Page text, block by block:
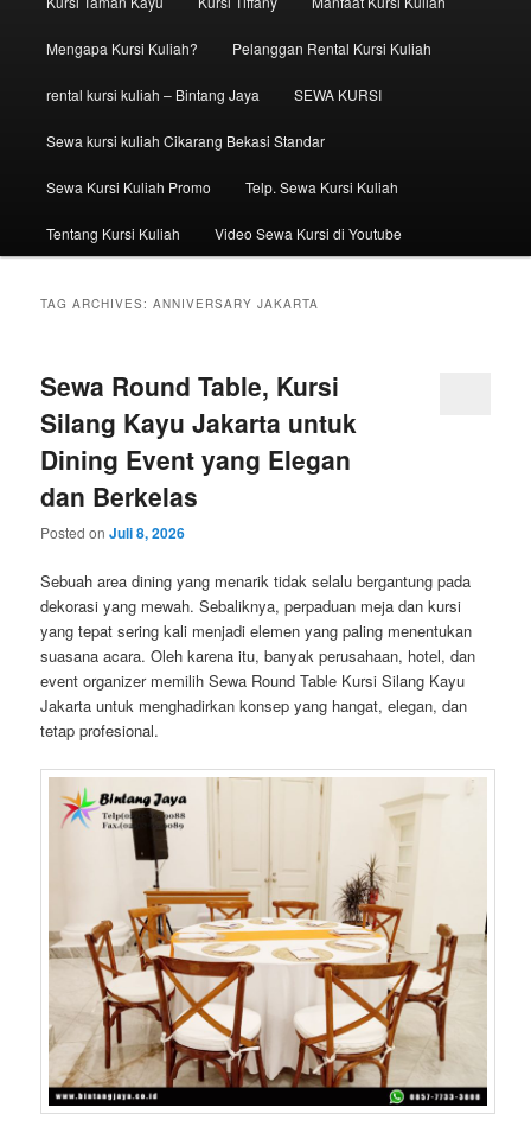
Mengapa Kursi Kuliah? Pelanggan Rental Kursi Kuliah
rental kursi kuliah – Bintang Jaya SEWA KURSI
Sewa kursi kuliah Cikarang Bekasi Standar
Sewa Kursi Kuliah Promo Telp. Sewa Kursi Kuliah
Tentang Kursi Kuliah Video Sewa Kursi di Youtube
TAG ARCHIVES:ANNIVERSARY JAKARTA
Sewa Round Table, Kursi
Silang Kayu Jakarta untuk
Dining Event yang Elegan
dan Berkelas
Posted onJuli 8, 2026
Sebuah area dining yang menarik tidak selalu bergantung pada
dekorasi yang mewah. Sebaliknya, perpaduan meja dan kursi
yang tepat sering kali menjadi elemen yang paling menentukan
suasana acara. Oleh karena itu, banyak perusahaan, hotel, dan
event organizer memilih Sewa Round Table Kursi Silang Kayu
Jakarta untuk menghadirkan konsep yang hangat, elegan, dan
tetap profesional.